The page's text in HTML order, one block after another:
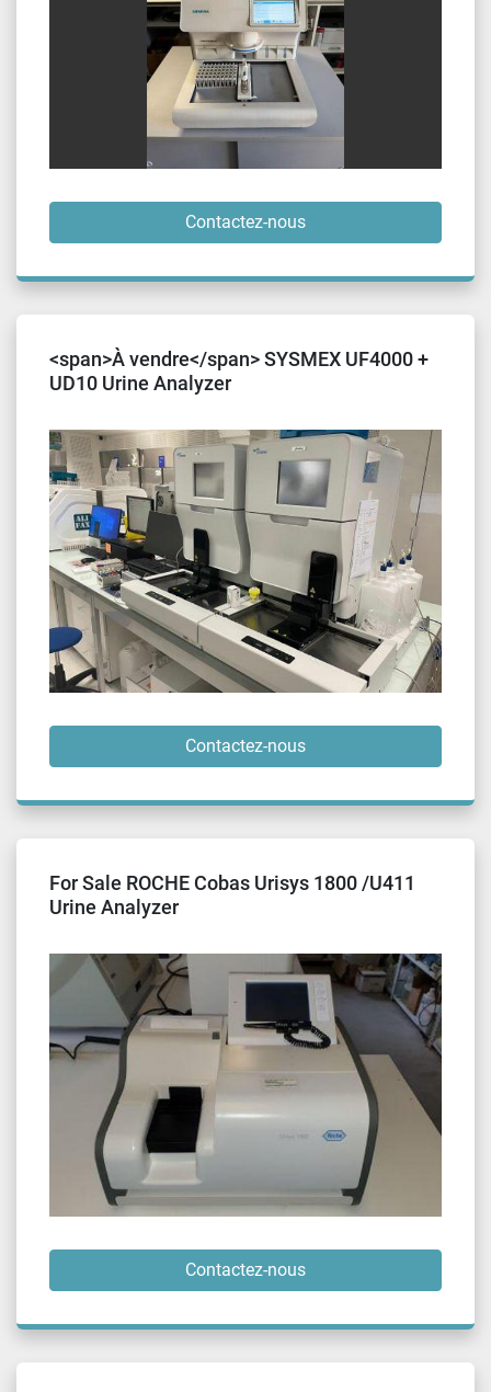
Contactez-nous
<span>À vendre</span> SYSMEX UF4000 +
UD10 Urine Analyzer
Contactez-nous
For Sale ROCHE Cobas Urisys 1800 /U411
Urine Analyzer
Contactez-nous